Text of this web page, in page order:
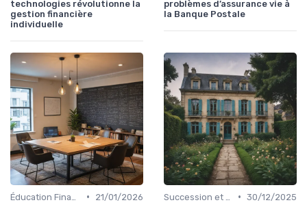
technologies révolutionne la
gestion financière
individuelle
problèmes d’assurance vie à
la Banque Postale
•
21/01/2026
• 30/12/2025